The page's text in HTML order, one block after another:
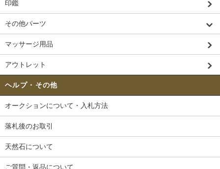
印鑑
その他パーツ
マッサージ用品
アウトレット
ヘルプ・その他
オークションについて・入札方法
落札後のお取引
天然石について
ご質問・返品について